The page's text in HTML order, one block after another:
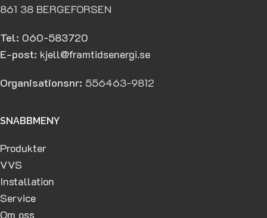
861 38 BERGEFORSEN
Tel: 060-583720
E-post: kjell@framtidsenergi.se
Organisationsnr: 556463-9812
SNABBMENY
Produkter
VVS
Installation
Service
Om oss